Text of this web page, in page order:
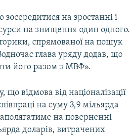
на зростанні і
на знищення один одного.
спрямованої на пошук
глава уряду додав, що
його разом з МВФ».
відмова від націоналізації
на суму 3,9 мільярда
на поверненні
доларів, витрачених